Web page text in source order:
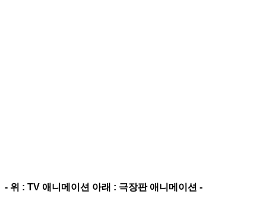
- 위 : TV 애니메이션 아래 : 극장판 애니메이션 -